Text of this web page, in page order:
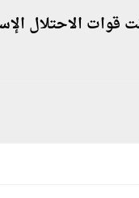
قوات الاحتلال